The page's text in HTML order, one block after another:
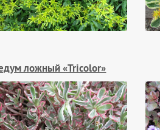
ложный «Tricolor»